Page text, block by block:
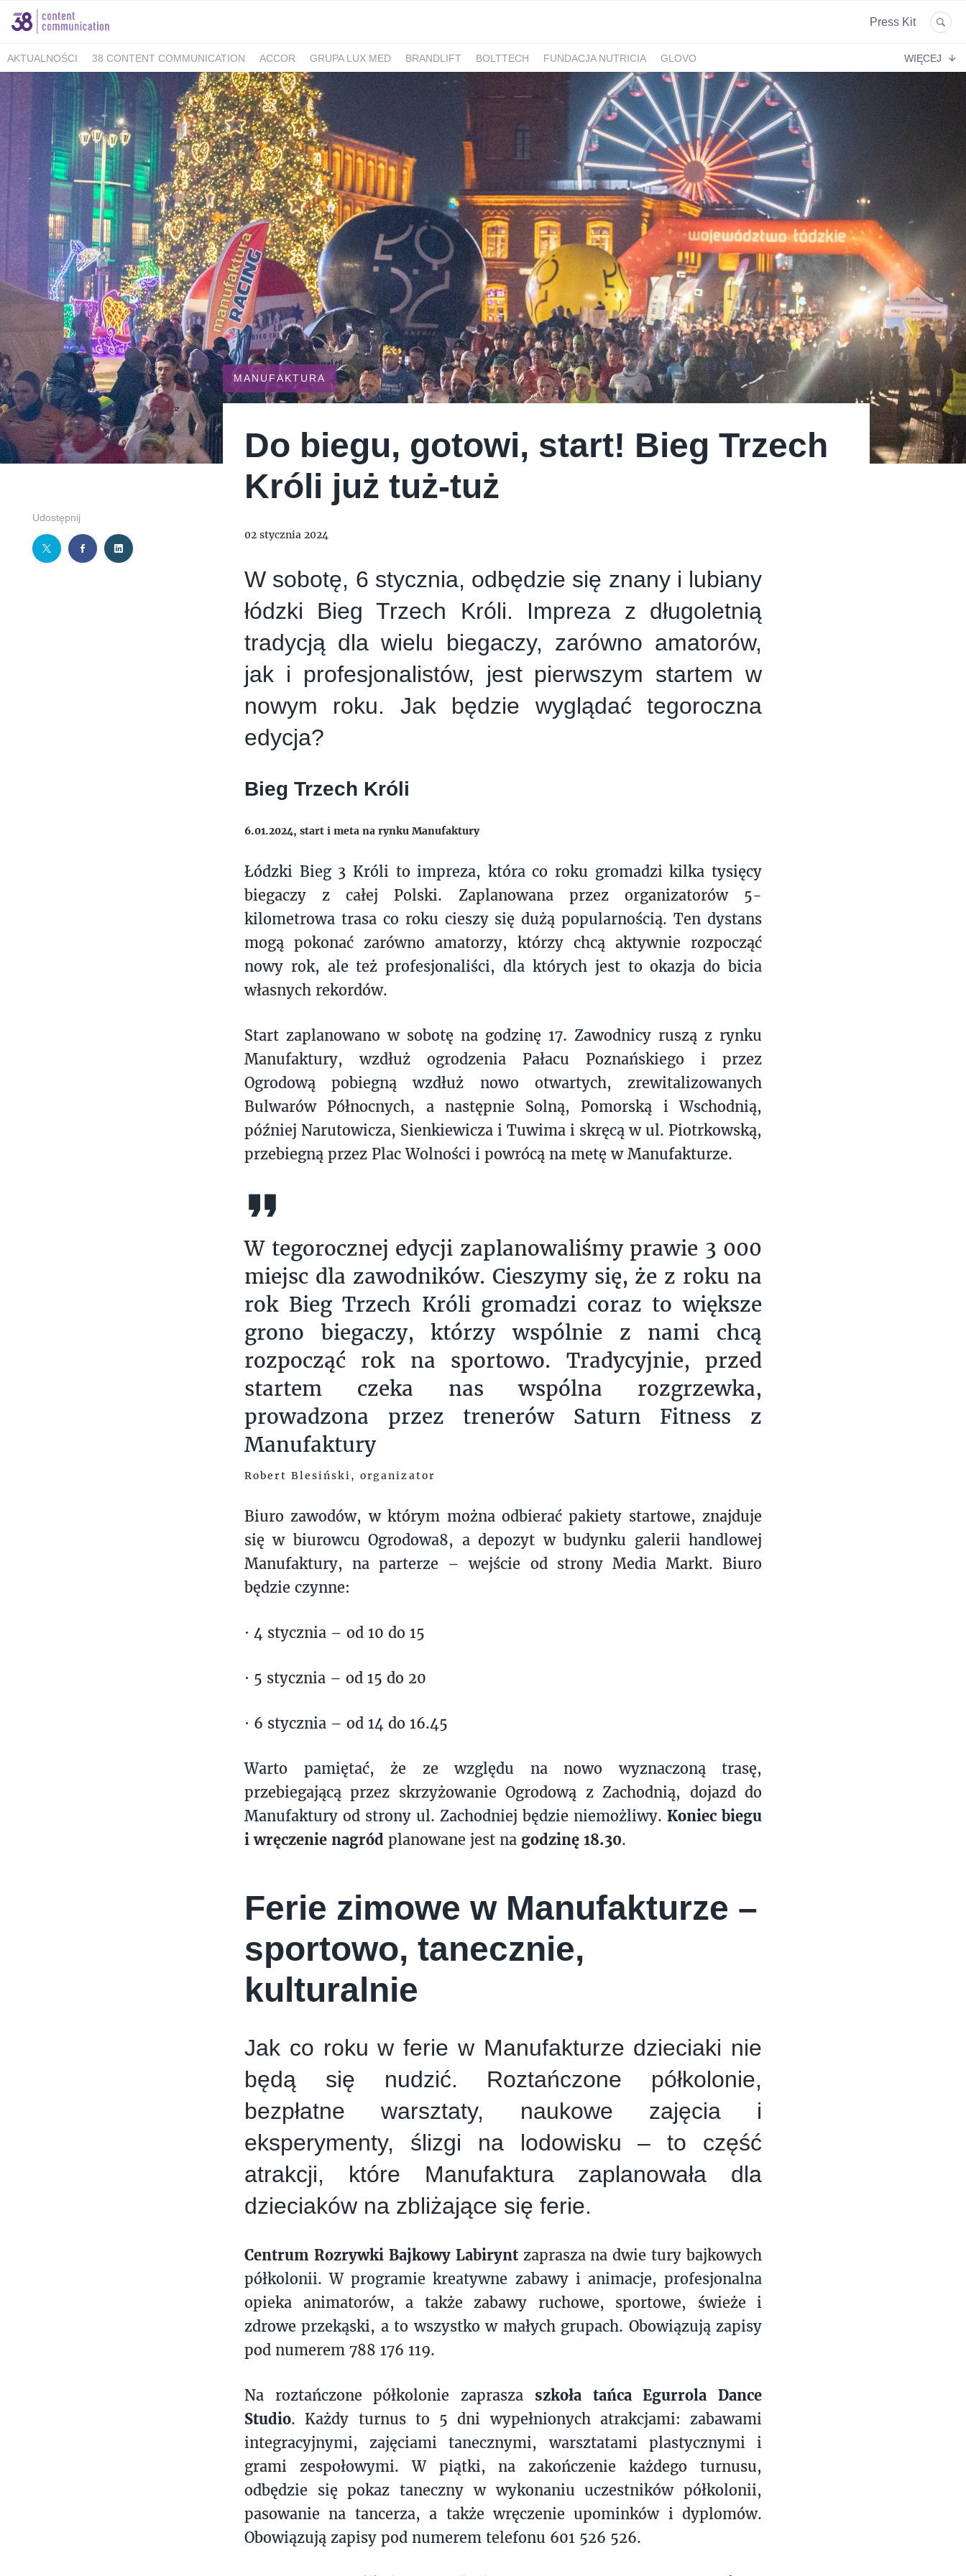
Press Kit
AKTUALNOŚCI 38 CONTENT COMMUNICATION ACCOR GRUPA LUX MED BRANDLIFT BOLTTECH FUNDACJA NUTRICIA
GLOVO
MINISTERSTWO KLIMATU I ŚRODOWISKA
FELLOWMIND IOŚ-PIB IRON MOUNTAIN POLSKA NEW WORK ATLAS SM MLEKPOL
GREEN FACTORY LOGISTICS
WALKING KORZENIOWSKI
INDESIT GRUPA WHIRLPOOL KIDS&CO. PIZZAPORTAL.PL MAXIBIOTIC OCUVITE SACHOL AFTIGEL HYAL-DROP MULTI
BERIMAL
ACCOR MARKETPLACE KRAKÓW TUTORE POLAND ROMET SANOFI KRAJOWA RZEMIEŚLNICZA IZBA OPTYCZNA CENTRUM MEDYCZNE DAMIANA
VENOFLEX
MEDICOVER SENIOR
MEDICOVER STOMATOLOGIA PUCKIE HOSPICJUM TERAPIA REZONANSEM MAGNETYCZNYM - MBST EMPIK FOTO SAXX
AG MOTORS
KAMBUKKA
BESYMBIO ZŁOTOPOLSKA DOLINA DR.BACTY PACSAFE LORUS CONTIGO ZAMEK TOPACZ BAKALLAND DELECTA
KONSPOL
GREEN CAFFÈ NERO
AHMAD TEA LONDON AKBAR SANDRA JASMEEN MOMME ALKEMIE SZPITAL MEDICOVER ENBIO GROUP UNITOP
GORENJE
TCG PROCESS POLSKA
ALMATUR ENERGIA POLSKA ZADBANO POKONAJ ZAĆMĘ, POPRAW WIDZENIE GÓRNOŚLĄSKO-ZAGŁĘBIOWSKA METROPOLIA
STETHOME
BARTOLINI AIR
ALCON - MAMY OKO NA ZAĆMĘ PREGNABIT UNICEF JASNUM PHARMENA BETHRU MANUFAKTURA FUNDACJA NAGLE SAMI
MERCEDES
WARMIA I MAZURY
DERMENA GABRIELLA LAVEO PANEK CARSHARING BUDVAR ŁÓDŹ KALISKA PLAYFAIR POLREGIO PRIME SPANISH PROPERTIES
SPEDIMO
SACHOL KIDS
CITY GOLF ŁÓDŹ BIOMED FORUM 76 #EFEKT1BUTELKI COLOSTRUM CARLSBERG GEN4GEN BALCIA REBERNIA BEKO
TDJ ESTATE
ZYMETRIA
INSTYTUT KSIĄŻKI GRUPA RMF ESTE SYNERGY UNILEVER HUMAN ANSWER INSTITUTE PIERRE FABRE ORAL CARE LIBERTY INVESTMENTS
ESSENDI
TYMIENIECKIEGO 17
APPLIA HOLI BALI THE MAGNUM ICE CREAM COMPANY PSTRYK
WIĘCEJ
Udostępnij
MANUFAKTURA
Do biegu, gotowi, start! Bieg Trzech
Króli już tuż-tuż
02 stycznia 2024
W sobotę, 6 stycznia, odbędzie się znany i lubiany
łódzki Bieg Trzech Króli. Impreza z długoletnią
tradycją dla wielu biegaczy, zarówno amatorów,
jak i profesjonalistów, jest pierwszym startem w
nowym roku. Jak będzie wyglądać tegoroczna
edycja?
Bieg Trzech Króli
6.01.2024, start i meta na rynku Manufaktury
Łódzki Bieg 3 Króli to impreza, która co roku gromadzi kilka tysięcy
biegaczy z całej Polski. Zaplanowana przez organizatorów 5-
kilometrowa trasa co roku cieszy się dużą popularnością. Ten dystans
mogą pokonać zarówno amatorzy, którzy chcą aktywnie rozpocząć
nowy rok, ale też profesjonaliści, dla których jest to okazja do bicia
własnych rekordów.
Start zaplanowano w sobotę na godzinę 17. Zawodnicy ruszą z rynku
Manufaktury, wzdłuż ogrodzenia Pałacu Poznańskiego i przez
Ogrodową pobiegną wzdłuż nowo otwartych, zrewitalizowanych
Bulwarów Północnych, a następnie Solną, Pomorską i Wschodnią,
później Narutowicza, Sienkiewicza i Tuwima i skręcą w ul. Piotrkowską,
przebiegną przez Plac Wolności i powrócą na metę w Manufakturze.
W tegorocznej edycji zaplanowaliśmy prawie 3 000
miejsc dla zawodników. Cieszymy się, że z roku na
rok Bieg Trzech Króli gromadzi coraz to większe
grono biegaczy, którzy wspólnie z nami chcą
rozpocząć rok na sportowo. Tradycyjnie, przed
startem czeka nas wspólna rozgrzewka,
prowadzona przez trenerów Saturn Fitness z
Manufaktury
Robert Blesiński, organizator
Biuro zawodów, w którym można odbierać pakiety startowe, znajduje
się w biurowcu Ogrodowa8, a depozyt w budynku galerii handlowej
Manufaktury, na parterze – wejście od strony Media Markt. Biuro
będzie czynne:
· 4 stycznia – od 10 do 15
· 5 stycznia – od 15 do 20
· 6 stycznia – od 14 do 16.45
Warto pamiętać, że ze względu na nowo wyznaczoną trasę,
przebiegającą przez skrzyżowanie Ogrodową z Zachodnią, dojazd do
Manufaktury od strony ul. Zachodniej będzie niemożliwy. Koniec biegu
i wręczenie nagród planowane jest na godzinę 18.30.
Ferie zimowe w Manufakturze –
sportowo, tanecznie,
kulturalnie
Jak co roku w ferie w Manufakturze dzieciaki nie
będą się nudzić. Roztańczone półkolonie,
bezpłatne warsztaty, naukowe zajęcia i
eksperymenty, ślizgi na lodowisku – to część
atrakcji, które Manufaktura zaplanowała dla
dzieciaków na zbliżające się ferie.
Centrum Rozrywki Bajkowy Labirynt zaprasza na dwie tury bajkowych
półkolonii. W programie kreatywne zabawy i animacje, profesjonalna
opieka animatorów, a także zabawy ruchowe, sportowe, świeże i
zdrowe przekąski, a to wszystko w małych grupach. Obowiązują zapisy
pod numerem 788 176 119.
Na roztańczone półkolonie zaprasza szkoła tańca Egurrola Dance
Studio. Każdy turnus to 5 dni wypełnionych atrakcjami: zabawami
integracyjnymi, zajęciami tanecznymi, warsztatami plastycznymi i
grami zespołowymi. W piątki, na zakończenie każdego turnusu,
odbędzie się pokaz taneczny w wykonaniu uczestników półkolonii,
pasowanie na tancerza, a także wręczenie upominków i dyplomów.
Obowiązują zapisy pod numerem telefonu 601 526 526.